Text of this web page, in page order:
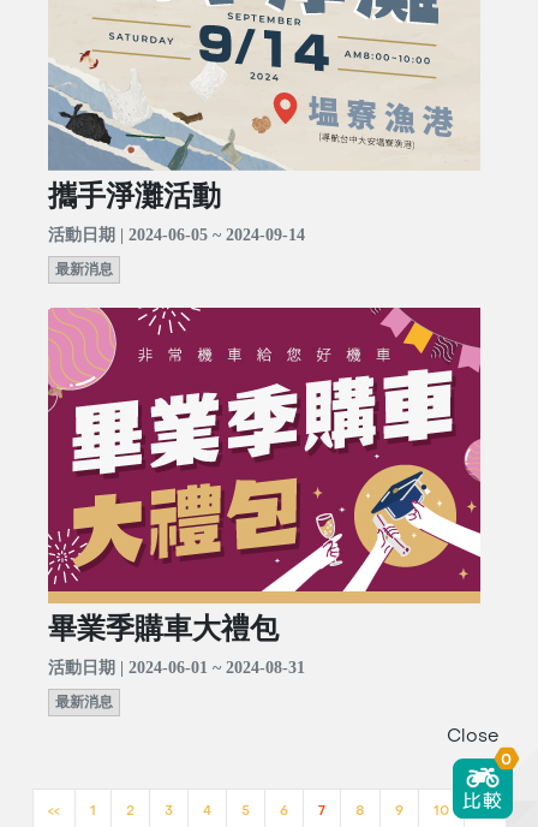
攜手淨灘活動
活動日期 | 2024-06-05 ~ 2024-09-14
最新消息
畢業季購車大禮包
活動日期 | 2024-06-01 ~ 2024-08-31
最新消息
<< 1 2 3 4 5 6 7 8 9 10 >>
Close
0